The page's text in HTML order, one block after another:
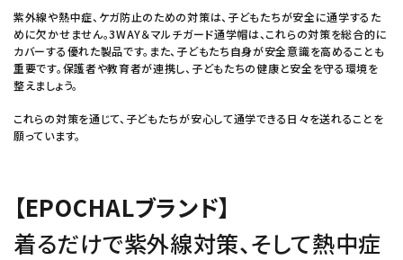
紫外線や熱中症、ケガ防止のための対策は、子どもたちが安全に通学するた
めに欠かせません。3WAY＆マルチガード通学帽は、これらの対策を総合的に
カバーする優れた製品です。また、子どもたち自身が安全意識を高めることも
重要です。保護者や教育者が連携し、子どもたちの健康と安全を守る環境を
整えましょう。
これらの対策を通じて、子どもたちが安心して通学できる日々を送れることを
願っています。
【EPOCHALブランド】
着るだけで紫外線対策、そして熱中症